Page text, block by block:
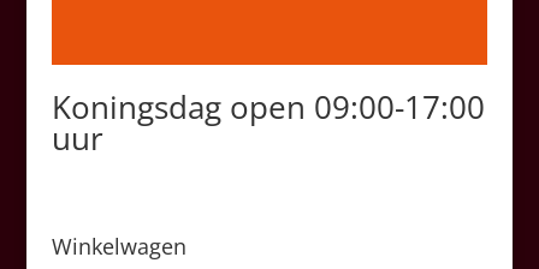
Koningsdag open 09:00-17:00
uur
Winkelwagen